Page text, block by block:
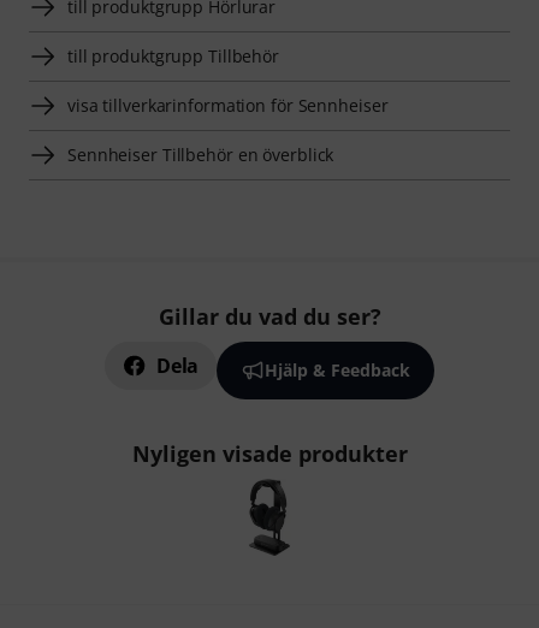
till produktgrupp Hörlurar
till produktgrupp Tillbehör
visa tillverkarinformation för Sennheiser
Sennheiser Tillbehör en överblick
Gillar du vad du ser?
Dela Hjälp & Feedback
Nyligen visade produkter